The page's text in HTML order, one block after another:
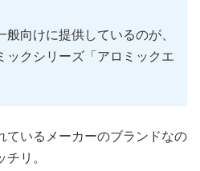
向けに提供しているのが、
ックシリーズ「アロミックエ
ているメーカーのブランドなの
リ。